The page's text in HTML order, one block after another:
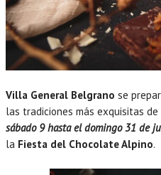
Villa General Belgrano se
las tradiciones más exquisitas
sábado 9 hasta el domingo 31 de
la Fiesta del Chocolate Alpino.